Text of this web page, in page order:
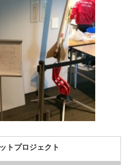
アリーダーたちの声
トプロジェクト